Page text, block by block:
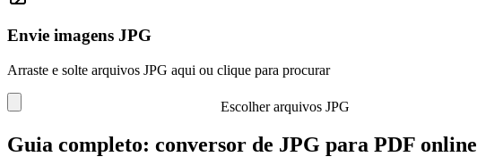
Envie imagens JPG
Arraste e solte arquivos JPG aqui ou clique para procurar
Escolher arquivos JPG
Guia completo: conversor de JPG para PDF online